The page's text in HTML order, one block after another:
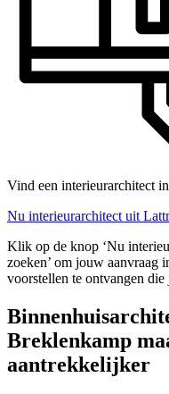
Vind een interieurarchitect
Nu interieurarchitect uit
Klik op de knop ‘Nu
zoeken’ om jouw aanvraag
voorstellen te ontvangen
Breklenkamp
aantrekkelijker